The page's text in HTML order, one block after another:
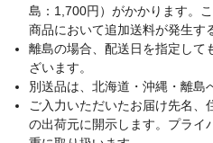
島：1,700円）がかかります。
商品において追加送料が発生す
離島の場合、配送日を指定して
ざいます。
別送品は、北海道・沖縄・離島
ご入力いただいたお届け先名
の出荷元に開示します。プライ